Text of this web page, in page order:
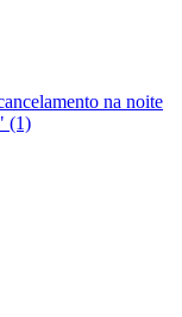
na noite
(1)